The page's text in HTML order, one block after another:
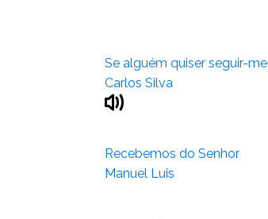
Se alguém quiser seguir-me
Carlos Silva
Recebemos do Senhor
Manuel Luis